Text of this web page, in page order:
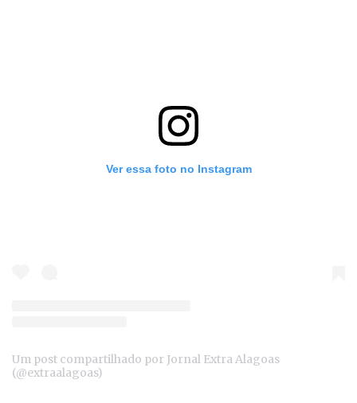
Ver essa foto no Instagram
Um post compartilhado por Jornal Extra Alagoas
(@extraalagoas)